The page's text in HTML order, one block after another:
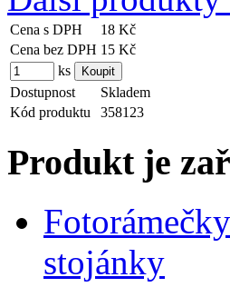
Cena s DPH
18 Kč
Cena bez DPH 15 Kč
ks
Dostupnost
Skladem
Kód produktu
358123
Produkt je
Fotorámečky
stojánky